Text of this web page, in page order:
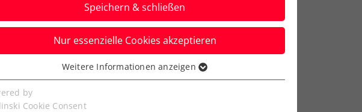
Open 2024
Neumayer
Speichern & schließen
Nur essenzielle Cookies akzeptieren
Cookies werden für grundlegende Funktionen der
benötigt. Dadurch ist gewährleistet, dass die Webseite
Weitere Informationen anzeigen
by
Cookie Consent